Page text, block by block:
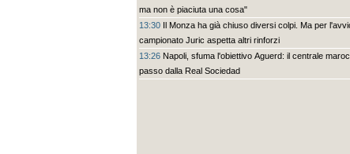
ma non è piaciuta una cosa"
13:30 Il Monza ha già chiuso diversi colpi. Ma per
campionato Juric aspetta altri rinforzi
13:26 Napoli, sfuma l'obiettivo Aguerd: il centrale
passo dalla Real Sociedad